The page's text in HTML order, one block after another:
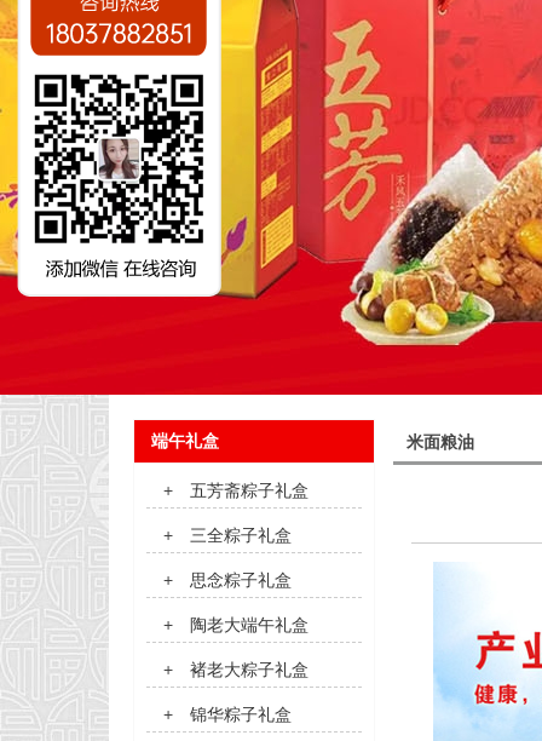
米面粮油
端午礼盒
+ 五芳斋粽子礼盒
+ 三全粽子礼盒
+ 思念粽子礼盒
+ 陶老大端午礼盒
+ 褚老大粽子礼盒
+ 锦华粽子礼盒